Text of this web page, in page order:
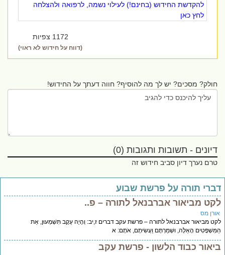
להקדשת החידוש (בחינם!) לעילוי נשמה, לרפואה ולהצלחה
לחץ כאן
1172 צפיות
(דווח על חידוש לא ראוי)
חולק? מסכים? יש לך מה להוסיף? חווה דעתך על החידוש!
דיונים - תשובות ותגובות (0)
טרם נערך דיון סביב חידוש זה
תורה על פרשת שבוע
מביאור אברבנאל לתורה – פ..
מס
מביאור אברבנאל לתורה – פרשת עקב דברים ז,יב: וְהָיָה עֵקֶב תִּשְׁמְעוּן, אֵת
הָאֵלֶּה, וּשְׁמַרְתֶּם וַעֲשִׂיתֶם, אֹתָם: א
כבוד הלשון - פרשת עקב